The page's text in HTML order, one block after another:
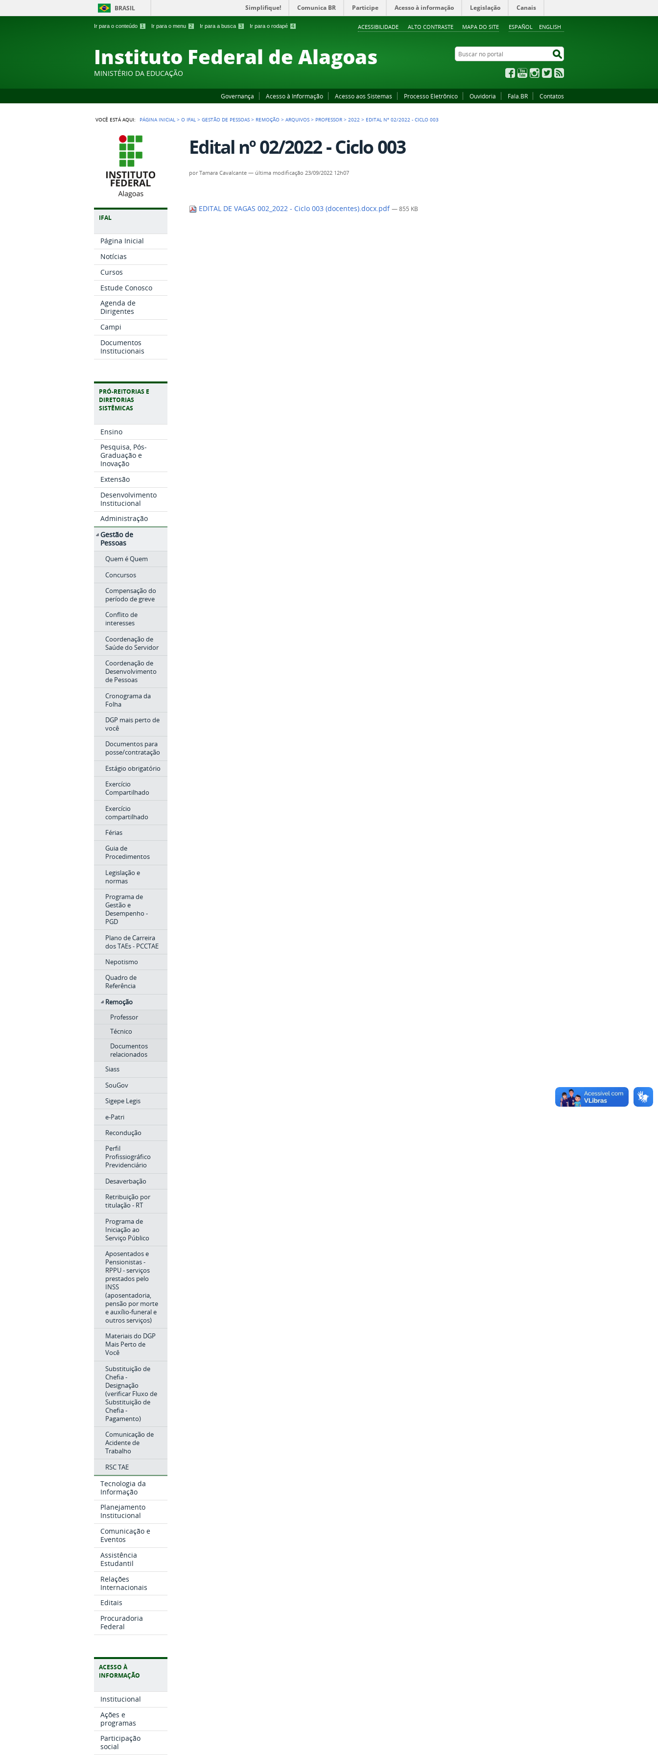
Ir para o conteúdo 1 Ir para o menu 2 Ir para a busca 3 Ir para o rodapé 4 ESPAÑOL ENGLISH
ACESSIBILIDADE ALTO CONTRASTE MAPA DO SITE
BRASIL Simplifique! Comunica BR Participe Acesso à informação Legislação Canais
Instituto Federal de Alagoas
MINISTÉRIO DA EDUCAÇÃO
Buscar no portal
FacebookYouTubeInstagram
Twitter
Governança Acesso à Informação Acesso aos Sistemas Processo Eletrônico Ouvidoria Fala.BR Contatos
VOCÊ ESTÁ AQUI: PÁGINA INICIAL >O IFAL >GESTÃO DE PESSOAS > REMOÇÃO >ARQUIVOS > PROFESSOR >2022 > EDITAL Nº 02/2022 - CICLO 003
IFAL
Página Inicial
Notícias
Cursos
Estude Conosco
Agenda de
Dirigentes
Campi
Documentos
Institucionais
PRÓ-REITORIAS E
DIRETORIAS
SISTÊMICAS
Ensino
Pesquisa, Pós-
Graduação e
Inovação
Extensão
Desenvolvimento
Institucional
Administração
Gestão de
Pessoas
Quem é Quem
Concursos
Compensação do
período de greve
Conflito de
interesses
Coordenação de
Saúde do Servidor
Coordenação de
Desenvolvimento
de Pessoas
Cronograma da
Folha
DGP mais perto de
você
Documentos para
posse/contratação
Estágio obrigatório
Exercício
Compartilhado
Exercício
compartilhado
Férias
Guia de
Procedimentos
Legislação e
normas
Programa de
Gestão e
Desempenho -
PGD
Plano de Carreira
dos TAEs - PCCTAE
Nepotismo
Quadro de
Referência
Remoção
Professor
Técnico
Documentos
relacionados
Siass
SouGov
Sigepe Legis
e-Patri
Recondução
Perfil
Profissiográfico
Previdenciário
Desaverbação
Retribuição por
titulação - RT
Programa de
Iniciação ao
Serviço Público
Aposentados e
Pensionistas -
RPPU - serviços
prestados pelo
INSS
(aposentadoria,
pensão por morte
e auxílio-funeral e
outros serviços)
Materiais do DGP
Mais Perto de
Você
Substituição de
Chefia -
Designação
(verificar Fluxo de
Substituição de
Chefia -
Pagamento)
Comunicação de
Acidente de
Trabalho
RSC TAE
Tecnologia da
Informação
Planejamento
Institucional
Comunicação e
Eventos
Assistência
Estudantil
Relações
Internacionais
Editais
Procuradoria
Federal
ACESSO À
INFORMAÇÃO
Institucional
Ações e
programas
Participação
social
Edital nº 02/2022 - Ciclo 003
porTamara Cavalcante — última modificação 23/09/2022 12h07
EDITAL DE VAGAS 002_2022 - Ciclo 003 (docentes).docx.pdf— 855 KB